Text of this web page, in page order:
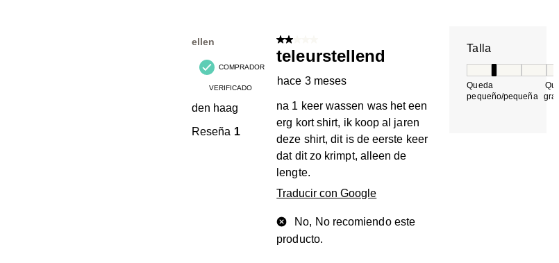
ellen
COMPRADOR
VERIFICADO
den haag
Reseña 1
2 de 5 estrellas.
teleurstellend
hace 3 meses
na 1 keer wassen was het een
erg kort shirt, ik koop al jaren
deze shirt, dit is de eerste keer
dat dit zo krimpt, alleen de
lengte.
Traducir con Google
No, No recomiendo este
producto.
Talla
Queda
pequeño/pequeña